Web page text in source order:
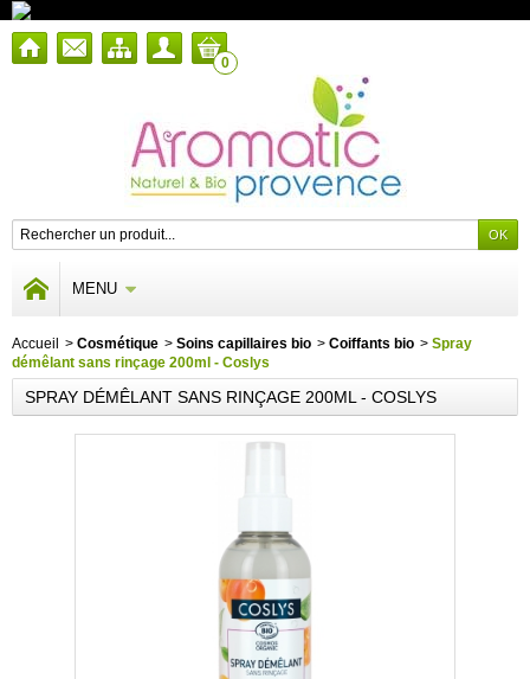
0
MENU
Accueil > Cosmétique > Soins capillaires bio > Coiffants bio > Spray
démêlant sans rinçage 200ml - Coslys
SPRAY DÉMÊLANT SANS RINÇAGE 200ML - COSLYS